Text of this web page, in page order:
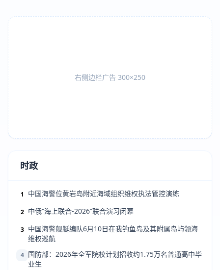
右侧边栏广告 300×250
时政
1 中国海警位黄岩岛附近海域组织维权执法管控演练
2 中俄“海上联合-2026”联合演习闭幕
3 中国海警舰艇编队6月10日在我钓鱼岛及其附属岛屿领海
维权巡航
4 国防部：2026年全军院校计划招收约1.75万名普通高中毕
业生